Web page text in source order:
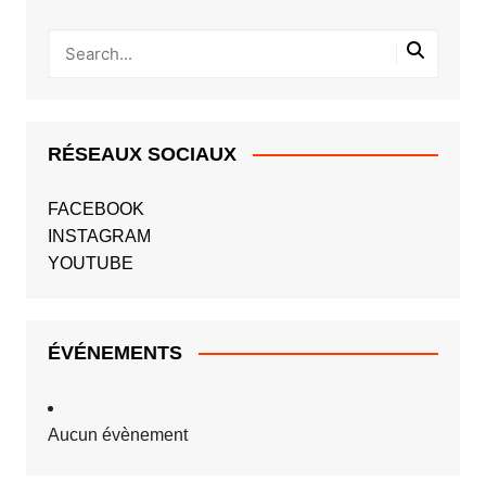
RÉSEAUX SOCIAUX
FACEBOOK
INSTAGRAM
YOUTUBE
ÉVÉNEMENTS
Aucun évènement